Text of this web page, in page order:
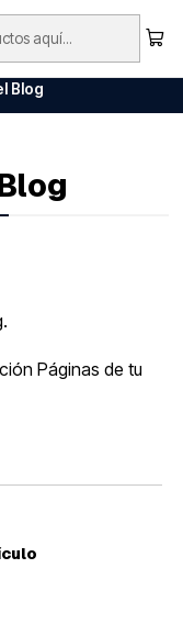
ciudades principales)
Blog
Páginas de tu